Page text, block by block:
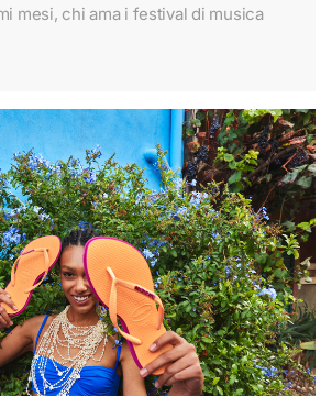
mesi, chi ama i festival di musica